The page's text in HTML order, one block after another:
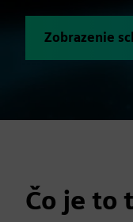
Zobrazenie
Čo je to